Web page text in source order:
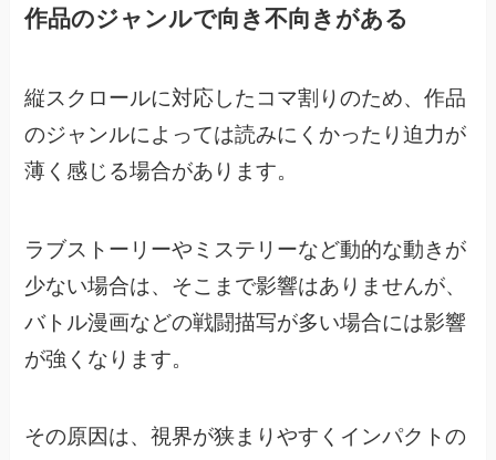
作品のジャンルで向き不向きがある
縦スクロールに対応したコマ割りのため、作品
のジャンルによっては読みにくかったり迫力が
薄く感じる場合があります。
ラブストーリーやミステリーなど動的な動きが
少ない場合は、そこまで影響はありませんが、
バトル漫画などの戦闘描写が多い場合には影響
が強くなります。
その原因は、視界が狭まりやすくインパクトの